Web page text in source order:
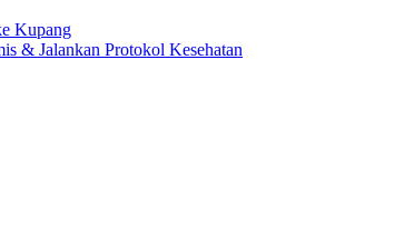
Kupang
& Jalankan Protokol Kesehatan